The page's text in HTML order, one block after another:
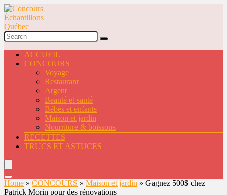
ACCUEIL
CONCOURS
Voyage
Restaurant
Argent
Beauté et santé
Bébés et enfants
Maison et jardin
Nourriture & boissons
RECETTES
TRUCS ET ASTUCES
Home » CONCOURS » Maison et jardin » Gagnez 500$ chez
Patrick Morin pour des rénovations